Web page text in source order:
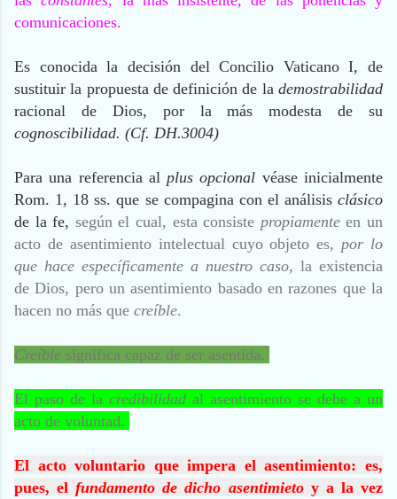
comunicaciones.
Es conocida la decisión del Concilio Vaticano I, de
sustituir la propuesta de definición de la demostrabilidad
racional de Dios, por la más modesta de su
cognoscibilidad. (Cf. DH.3004)
Para una referencia al plus opcional véase inicialmente
Rom. 1, 18 ss. que se compagina con el análisis clásico
de la fe, según el cual, esta consiste propiamenteen un
acto de asentimiento intelectual cuyo objeto es, por lo
que hace específicamente a nuestro caso, la existencia
de Dios, pero un asentimiento basado en razones que la
hacen no más que creíble.
Creíble significa capaz de ser asentida.
El paso de la credibilidad al asentimiento se debe a un
acto de voluntad.
El acto voluntario que impera el asentimiento: es,
pues, elfundamento de dicho asentimieto y a la vez